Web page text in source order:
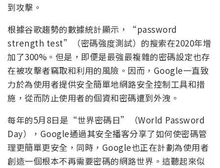
到攻擊。
根據谷歌趨勢的數據統計顯示，“password
strength test”（密碼強度測試）的搜索在2020年增
加了300%。但是，即便是最強最複雜的密碼設定也存
在被攻擊者竊取和利用的風險。因而，Google一直致
力於為使用者提供安全簡單地網路安全控制工具和措
施，從而防止使用者的個資和密碼遭到外洩。
每年的5月8日是“世界密碼日”（World Password
Day），Google通過其安全播客分享了如何使密碼管
理更簡單更安全，同時，Google也正在計劃為使用者
創造一個根本不再需要密碼的網路世界。這聽起來似